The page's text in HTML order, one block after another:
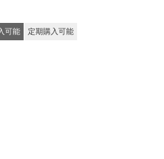
可能 定期購入可能